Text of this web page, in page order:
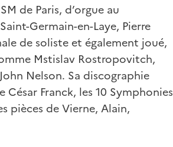
de Paris, d’orgue au
Germain-en-Laye, Pierre
de soliste et également joué,
Mstislav Rostropovitch,
Nelson. Sa discographie
Franck, les 10 Symphonies
pièces de Vierne, Alain,